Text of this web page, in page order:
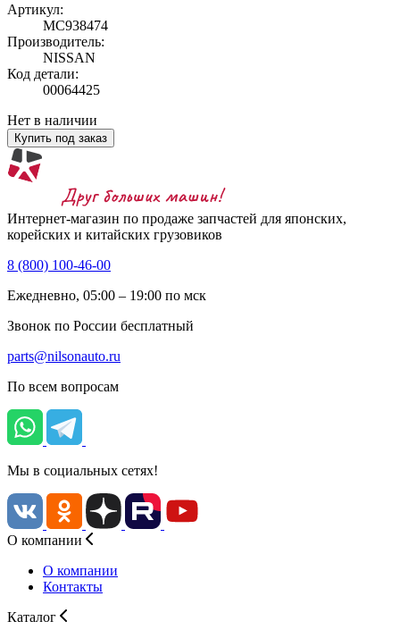
Артикул:
MC938474
Производитель:
NISSAN
Код детали:
00064425
Нет в наличии
Купить под заказ
Интернет-магазин по продаже запчастей для японских,
корейских и китайских грузовиков
8 (800) 100-46-00
Ежедневно, 05:00 – 19:00 по мск
Звонок по России бесплатный
parts@nilsonauto.ru
По всем вопросам
Мы в социальных сетях!
О компании
О компании
Контакты
Каталог